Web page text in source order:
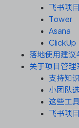
IPD 研发管理
ASPICE 研发管理
飞书项目
Tower
Asana
ClickUp
落地使用建议
关于项目管理
支持知
小团队
这些工
飞书项